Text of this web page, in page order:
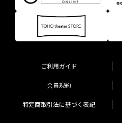
ご利用ガイド
会員規約
特定商取引法に基づく表記